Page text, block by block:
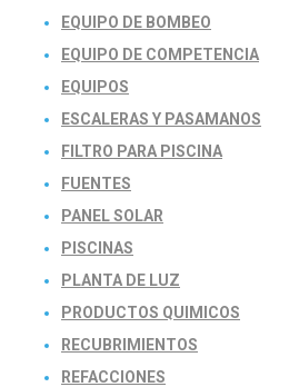
EQUIPO DE BOMBEO
EQUIPO DE COMPETENCIA
EQUIPOS
ESCALERAS Y PASAMANOS
FILTRO PARA PISCINA
FUENTES
PANEL SOLAR
PISCINAS
PLANTA DE LUZ
PRODUCTOS QUIMICOS
RECUBRIMIENTOS
REFACCIONES